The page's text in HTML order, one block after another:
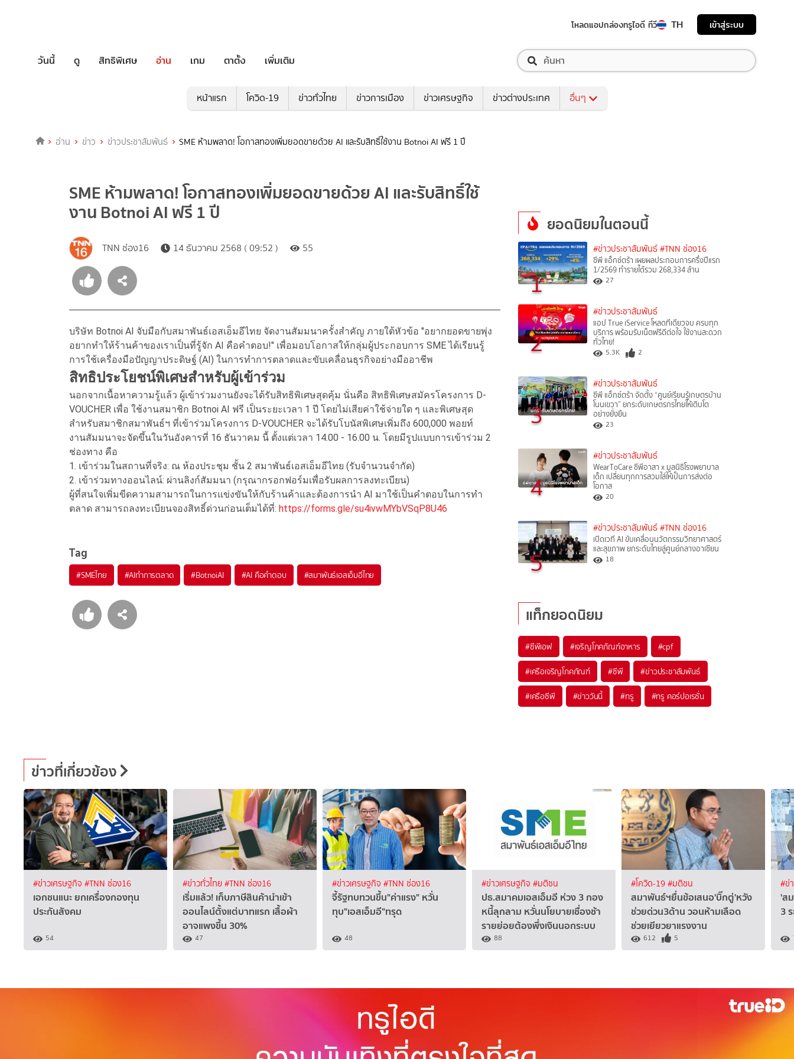
โหลดแอปกล่องทรูไอดี ทีวี TH เข้าสู่ระบบ
วันนี้ ดู สิทธิพิเศษ อ่าน เกม ตาตั้ง เพิ่มเติม
หน้าแรก โควิด-19 ข่าวทั่วไทย ข่าวการเมือง ข่าวเศรษฐกิจ ข่าวต่างประเทศ อื่นๆ
อ่าน ข่าว ข่าวประชาสัมพันธ์ SME ห้ามพลาด! โอกาสทองเพิ่มยอดขายด้วย AI และรับสิทธิ์ใช้งาน Botnoi AI ฟรี 1 ปี
SME ห้ามพลาด! โอกาสทองเพิ่มยอดขายด้วย AI และรับสิทธิ์ใช้
งาน Botnoi AI ฟรี 1 ปี
TNN ช่อง16 14 ธันวาคม 2568 ( 09:52 ) 55
บริษัท Botnoi AI จับมือกับสมาพันธ์เอสเอ็มอีไทย จัดงานสัมมนาครั้งสำคัญ ภายใต้หัวข้อ "อยากยอดขายพุ่ง
อยากทำให้ร้านค้าของเราเป็นที่รู้จัก AI คือคำตอบ!" เพื่อมอบโอกาสให้กลุ่มผู้ประกอบการ SME ได้เรียนรู้
การใช้เครื่องมือปัญญาประดิษฐ์ (AI) ในการทำการตลาดและขับเคลื่อนธุรกิจอย่างมืออาชีพ
สิทธิประโยชน์พิเศษสำหรับผู้เข้าร่วม
นอกจากเนื้อหาความรู้แล้ว ผู้เข้าร่วมงานยังจะได้รับสิทธิพิเศษสุดคุ้ม นั่นคือ สิทธิพิเศษสมัครโครงการ D-
VOUCHER เพื่อ ใช้งานสมาชิก Botnoi AI ฟรี เป็นระยะเวลา 1 ปี โดยไม่เสียค่าใช้จ่ายใด ๆ และพิเศษสุด
สำหรับสมาชิกสมาพันธ์ฯ ที่เข้าร่วมโครงการ D-VOUCHER จะได้รับโบนัสพิเศษเพิ่มถึง 600,000 พอยท์
งานสัมมนาจะจัดขึ้นในวันอังคารที่ 16 ธันวาคม นี้ ตั้งแต่เวลา 14.00 - 16.00 น. โดยมีรูปแบบการเข้าร่วม 2
ช่องทาง คือ
1. เข้าร่วมในสถานที่จริง: ณ ห้องประชุม ชั้น 2 สมาพันธ์เอสเอ็มอีไทย (รับจำนวนจำกัด)
2. เข้าร่วมทางออนไลน์: ผ่านลิงก์สัมมนา (กรุณากรอกฟอร์มเพื่อรับผลการลงทะเบียน)
ผู้ที่สนใจเพิ่มขีดความสามารถในการแข่งขันให้กับร้านค้าและต้องการนำ AI มาใช้เป็นคำตอบในการทำ
ตลาด สามารถลงทะเบียนจองสิทธิ์ด่วนก่อนเต็มได้ที่: https://forms.gle/su4ivwMYbVSqP8U46
Tag
#SMEไทย #AIทำการตลาด #BotnoiAI #AI คือคำตอบ #สมาพันธ์เอสเอ็มอีไทย
ยอดนิยมในตอนนี้
1
#ข่าวประชาสัมพันธ์ #TNN ช่อง16
ซีพี แอ็กซ์ตร้า เผยผลประกอบการครึ่งปีแรก
1/2569 ทำรายได้รวม 268,334 ล้าน
27
2
#ข่าวประชาสัมพันธ์
แอป True iService โหลดทีเดียวจบ ครบทุก
บริการ พร้อมรับเน็ตฟรีดีต่อใจ ใช้งานสะดวก
ทั่วไทย!
5.3K 2
3
#ข่าวประชาสัมพันธ์
ซีพี แอ็กซ์ตร้า จัดตั้ง “ศูนย์เรียนรู้เกษตรบ้าน
โนนเขวา” ยกระดับเกษตรกรไทยให้เติบโต
อย่างยั่งยืน
23
4
#ข่าวประชาสัมพันธ์
WearToCare ซีพีอาสา x มูลนิธิโรงพยาบาล
เด็ก เปลี่ยนทุกการสวมใส่ให้เป็นการส่งต่อ
โอกาส
20
5
#ข่าวประชาสัมพันธ์ #TNN ช่อง16
เปิดเวที AI ขับเคลื่อนนวัตกรรมวิทยาศาสตร์
และสุขภาพ ยกระดับไทยสู่ศูนย์กลางอาเซียน
18
แท็กยอดนิยม
#ซีพีเอฟ #เจริญโภคภัณฑ์อาหาร #cpf
#เครือเจริญโภคภัณฑ์ #ซีพี #ข่าวประชาสัมพันธ์
#เครือซีพี #ข่าววันนี้ #ทรู #ทรู คอร์ปอเรชั่น
ข่าวที่เกี่ยวข้อง
#ข่าวเศรษฐกิจ #TNN ช่อง16
เอกชนแนะ ยกเครื่องกองทุน
ประกันสังคม
54
#ข่าวทั่วไทย#TNN ช่อง16
เริ่มแล้ว! เก็บภาษีสินค้านำเข้า
ออนไลน์ตั้งแต่บาทแรก เสื้อผ้า
อาจแพงขึ้น 30%
47
#ข่าวเศรษฐกิจ #TNN ช่อง16
จี้รัฐทบทวนขึ้น"ค่าแรง" หวั่น
ทุบ"เอสเอ็มอี"ทรุด
48
#ข่าวเศรษฐกิจ #มติชน
ปธ.สมาคมเอสเอ็มอี ห่วง 3 กอง
หนี้ลุกลาม หวั่นนโยบายเชื่องช้า
รายย่อยต้องพึ่งเงินนอกระบบ
88
#โควิด-19#มติชน
สมาพันธ์ฯยื่นข้อเสนอ'บิ๊กตู่'หวัง
ช่วยด่วน3ด้าน วอนห้ามเลือด
ช่วยเยียวยาแรงงาน
612 5
#ข่
'ส
3